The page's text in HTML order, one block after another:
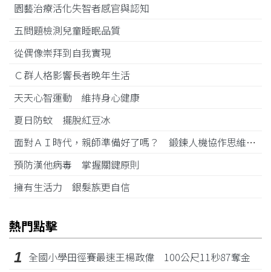
園藝治療活化失智者感官與認知
五問題檢測兒童睡眠品質
從偶像崇拜到自我實現
Ｃ群人格影響長者晚年生活
天天心智運動 維持身心健康
夏日防蚊 擺脫紅豆冰
面對ＡＩ時代，親師準備好了嗎？ 鍛鍊人機協作思維 穩健航向未來
預防漢他病毒 掌握關鍵原則
擁有生活力 銀髮族更自信
熱門點擊
1 全國小學田徑賽最速王楊政偉 100公尺11秒87奪金